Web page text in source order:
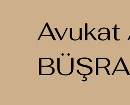
Avukat